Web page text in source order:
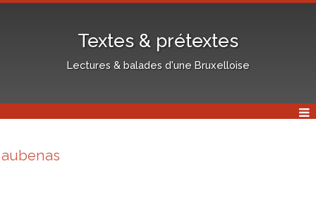
Textes & prétextes
Lectures & balades d'une Bruxelloise
aubenas